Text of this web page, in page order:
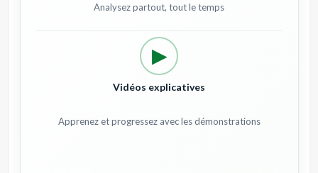
Analysez partout, tout le temps
▶
Vidéos explicatives
Apprenez et progressez avec les démonstrations